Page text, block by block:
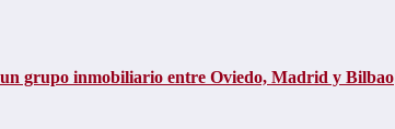
grupo inmobiliario entre Oviedo, Madrid y Bilbao